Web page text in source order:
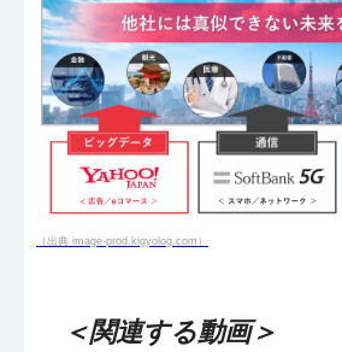
（出典 image-prod.kigyolog.com）
＜関連する動画＞